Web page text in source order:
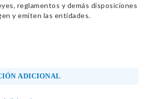
reglamentos y demás disposiciones
y emiten las entidades.
ADICIONAL